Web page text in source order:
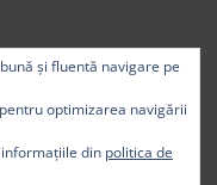
și fluentă navigare pe
optimizarea navigării
din politica de